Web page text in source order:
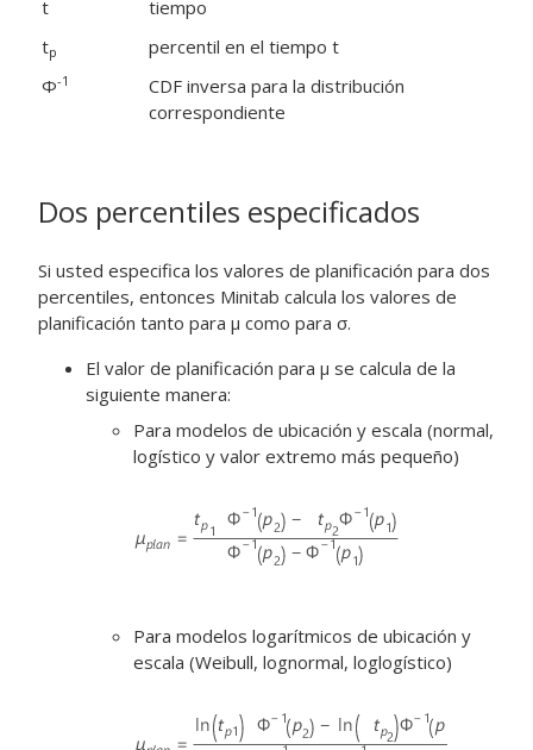
t
tiempo
tp
percentil en el tiempo t
Φ-1
CDF inversa para la distribución
correspondiente
Dos percentiles especificados
Si usted especifica los valores de planificación para dos
percentiles, entonces Minitab calcula los valores de
planificación tanto para μ como para σ.
El valor de planificación para μ se calcula de la
siguiente manera:
Para modelos de ubicación y escala (normal,
logístico y valor extremo más pequeño)
Para modelos logarítmicos de ubicación y
escala (Weibull, lognormal, loglogístico)